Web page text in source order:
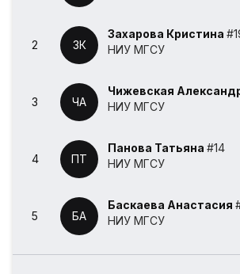
2 ЗК
Захарова Кристина
НИУ МГСУ
3 ЧА
Чижевская
НИУ МГСУ
4 ПТ
Панова Татьяна #14
НИУ МГСУ
5 БА
Баскаева Анастасия
НИУ МГСУ